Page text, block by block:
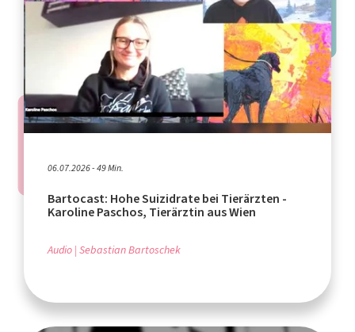
06.07.2026 - 49 Min.
Bartocast: Hohe Suizidrate bei Tierärzten -
Karoline Paschos, Tierärztin aus Wien
Audio Sebastian Bartoschek